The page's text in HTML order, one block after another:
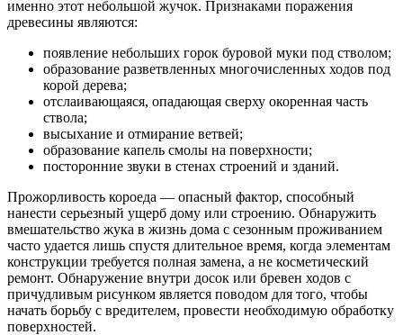
именно этот небольшой жучок. Признаками поражения
древесины являются:
появление небольших горок буровой муки под стволом;
образование разветвленных многочисленных ходов под
корой дерева;
отслаивающаяся, опадающая сверху окоренная часть
ствола;
высыхание и отмирание ветвей;
образование капель смолы на поверхности;
посторонние звуки в стенах строений и зданий.
Прожорливость короеда — опасный фактор, способный
нанести серьезный ущерб дому или строению. Обнаружить
вмешательство жука в жизнь дома с сезонным проживанием
часто удается лишь спустя длительное время, когда элементам
конструкции требуется полная замена, а не косметический
ремонт. Обнаружение внутри досок или бревен ходов с
причудливым рисунком является поводом для того, чтобы
начать борьбу с вредителем, провести необходимую обработку
поверхностей.